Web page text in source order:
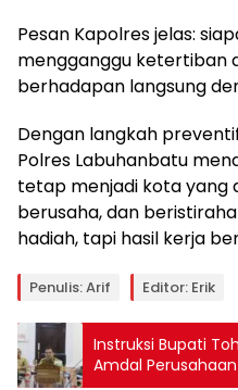
Pesan Kapolres jelas:
mengganggu ketertiban
berhadapan langsung
Dengan langkah
Polres Labuhanbatu
tetap menjadi kota yang
berusaha, dan
hadiah, tapi hasil kerja
Penulis: Arif Editor: Erik
Instruksi Bupati
Amdal